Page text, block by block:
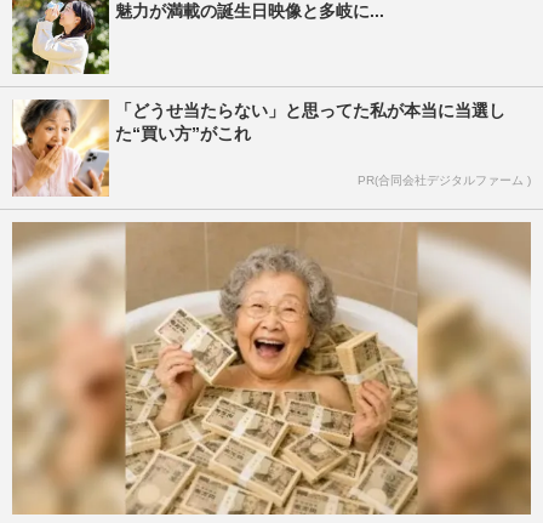
魅力が満載の誕生日映像と多岐に...
「どうせ当たらない」と思ってた私が本当に当選し
た“買い方”がこれ
PR(合同会社デジタルファーム )